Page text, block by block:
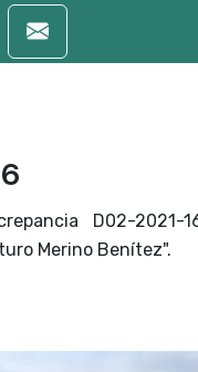
D02-2021-
Merino Benítez".